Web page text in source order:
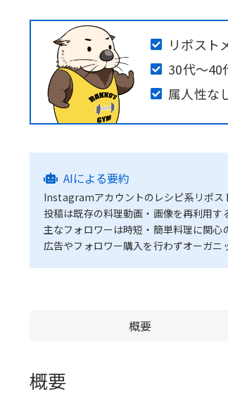
リポスト
30代～40
属人性な
AIによる要約
Instagramアカウントのレシピ系リポス
投稿は既存の料理動画・画像を再利用す
主なフォロワーは時短・簡単料理に関心
広告やフォロワー購入を行わずオーガ
概要
概要